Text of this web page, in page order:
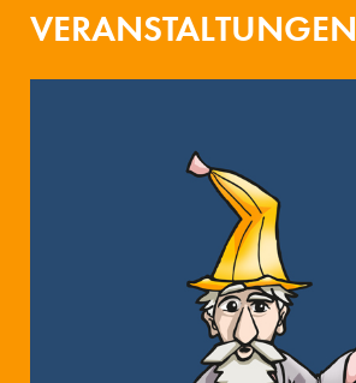
VERANSTALTUNGEN